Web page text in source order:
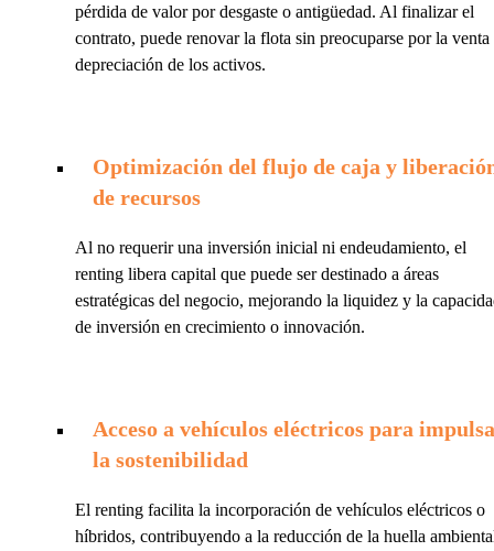
pérdida de valor por desgaste o antigüedad. Al finalizar el
contrato, puede renovar la flota sin preocuparse por la venta
depreciación de los activos.
Optimización del flujo de caja y
de recursos
Al no requerir una inversión inicial ni endeudamiento, el
renting libera capital que puede ser destinado a áreas
estratégicas del negocio, mejorando la liquidez y la
de inversión en crecimiento o innovación.
Acceso a vehículos eléctricos para
la sostenibilidad
El renting facilita la incorporación de vehículos eléctricos o
híbridos, contribuyendo a la reducción de la huella